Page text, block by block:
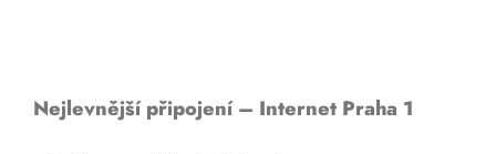
Nejlevnější připojení – Internet Praha 1